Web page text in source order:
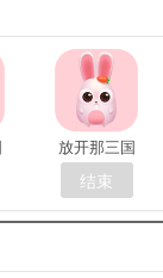
放开那三国
结束